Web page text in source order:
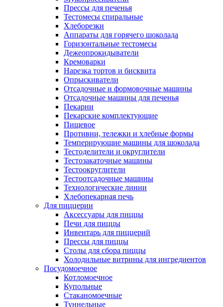
Прессы для печенья
Тестомесы спиральные
Хлеборезки
Аппараты для горячего шоколада
Горизонтальные тестомесы
Дежеопрокидыватели
Кремоварки
Нарезка тортов и бисквита
Опрыскиватели
Отсадочные и формовочные машины
Отсадочные машины для печенья
Пекарни
Пекарские комплектующие
Пищевое
Противни, тележки и хлебные формы
Темперирующие машины для шоколада
Тестоделители и округлители
Тестозакаточные машины
Тестоокруглители
Тестоотсадочные машины
Технологические линии
Хлебопекарная печь
Для пиццерии
Аксессуары для пиццы
Печи для пиццы
Инвентарь для пиццерий
Прессы для пиццы
Столы для сбора пиццы
Холодильные витрины для ингредиентов
Посудомоечное
Котломоечное
Купольные
Стаканомоечные
Туннельные